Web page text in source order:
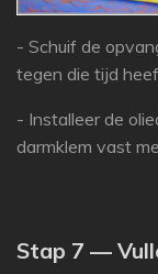
- Schuif de
tegen die tijd
- Installeer de
darmklem vast
Stap 7 —